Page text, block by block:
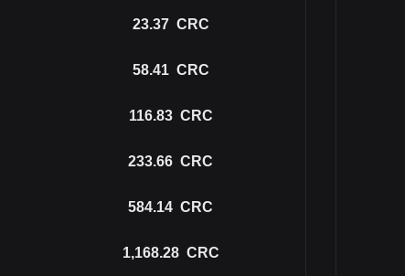
23.37 CRC
58.41 CRC
116.83 CRC
233.66 CRC
584.14 CRC
1,168.28 CRC